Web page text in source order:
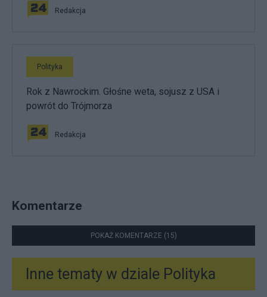
Redakcja
Polityka
Rok z Nawrockim. Głośne weta, sojusz z USA i
powrót do Trójmorza
Redakcja
Komentarze
POKAŻ KOMENTARZE (15)
Inne tematy w dziale Polityka